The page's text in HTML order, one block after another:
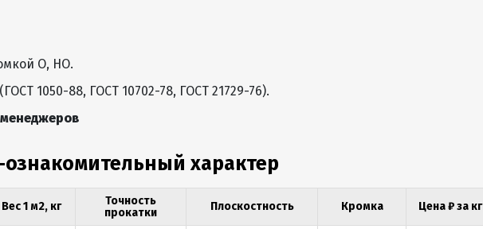
О, НО.
1050-88, ГОСТ 10702-78, ГОСТ 21729-76).
менеджеров
характер
Вес 1 м2, кг
Точность
прокатки
Плоскостность Кромка Цена ₽ за кг